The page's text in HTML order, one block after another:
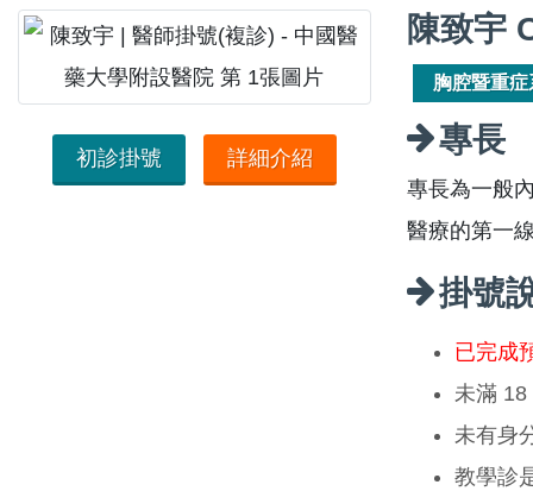
初診掛號 詳細介紹
陳致宇
胸腔暨重症
專長
專長為一般
醫療的第一
掛號
已完成
未滿 18
未有身
教學診